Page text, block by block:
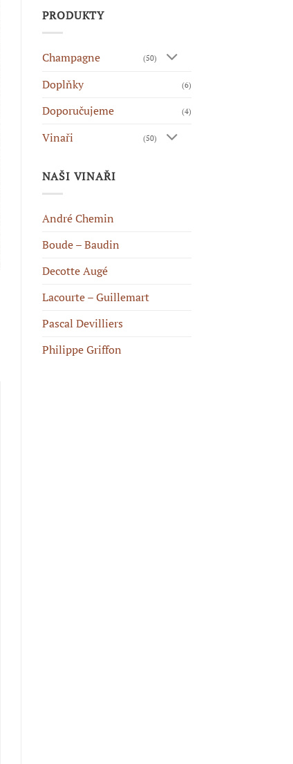
PRODUKTY
Champagne (50)
Doplňky (6)
Doporučujeme (4)
Vinaři (50)
NAŠI VINAŘI
André Chemin
Boude – Baudin
Decotte Augé
Lacourte – Guillemart
Pascal Devilliers
Philippe Griffon